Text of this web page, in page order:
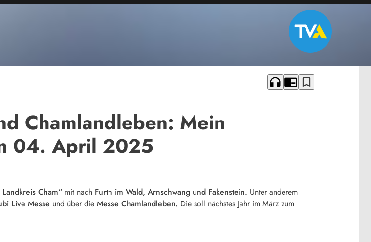
headphones chrome_reader_mode bookmark_border
Chamlandleben: Mein
04. April 2025
Landkreis Cham“ mit nach Furth im Wald, Arnschwang und Fakenstein. Unter anderem
Live Messe und über die Messe Chamlandleben. Die soll nächstes Jahr im März zum